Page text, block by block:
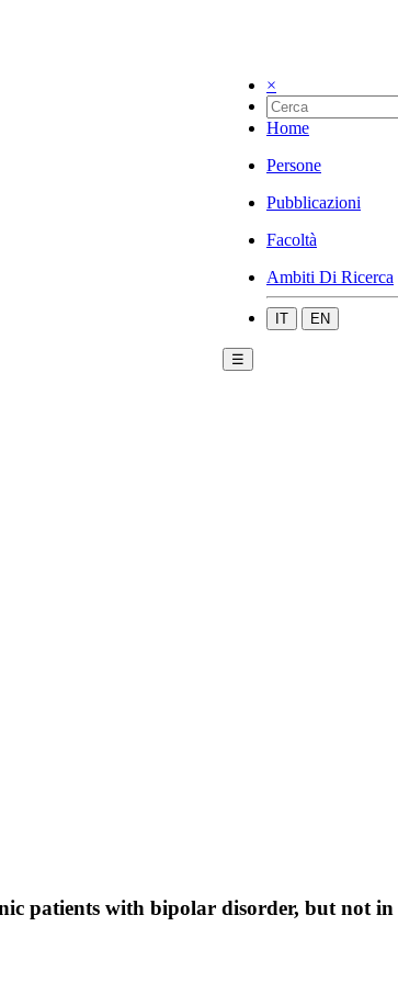
×
Home
Persone
Pubblicazioni
Facoltà
Ambiti Di Ricerca
IT EN
☰
patients with bipolar disorder, but not